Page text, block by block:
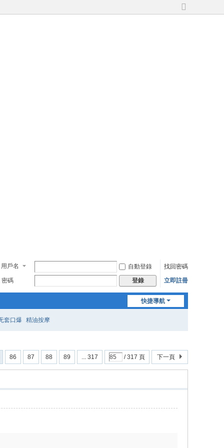
切
用戶名 自動登錄
找回密碼
密碼
登錄 立即註冊
快捷導航
套口爆 精油按摩
86 87 88 89 ... 317 / 317 頁 下一頁